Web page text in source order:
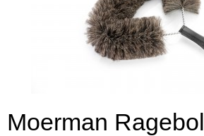
Moerman Ragebol